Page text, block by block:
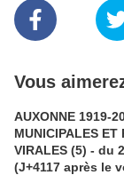
Vous
AUXONNE 1919-
MUNICIPALES ET
VIRALES (5) - du 26
(J+4117 après le